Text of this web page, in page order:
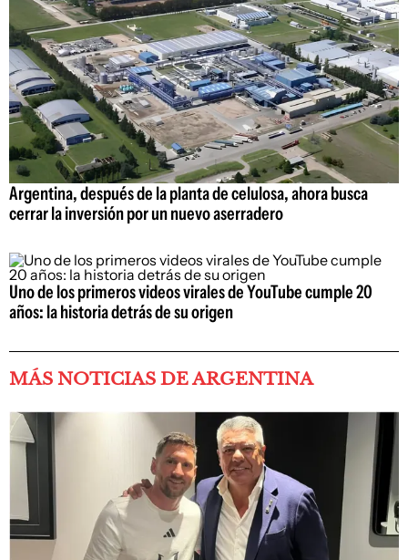
Argentina, después de la planta de celulosa, ahora busca
cerrar la inversión por un nuevo aserradero
Uno de los primeros videos virales de YouTube cumple 20
años: la historia detrás de su origen
MÁS NOTICIAS DE ARGENTINA